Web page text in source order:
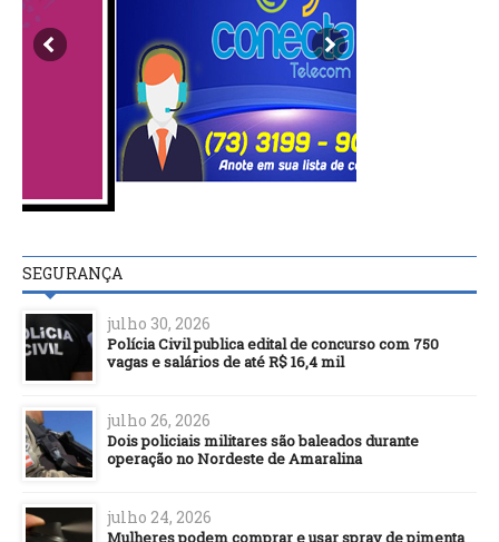
SEGURANÇA
julho 30, 2026
Polícia Civil publica edital de concurso com 750
vagas e salários de até R$ 16,4 mil
julho 26, 2026
Dois policiais militares são baleados durante
operação no Nordeste de Amaralina
julho 24, 2026
Mulheres podem comprar e usar spray de pimenta